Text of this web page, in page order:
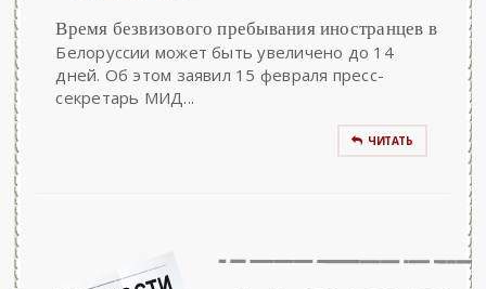
Время безвизового пребывания иностранцев в
Белоруссии может быть увеличено до 14
дней. Об этом заявил 15 февраля пресс-
секретарь МИД...
ЧИТАТЬ